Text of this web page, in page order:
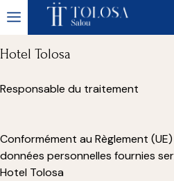
Politique de
Hotel Tolosa
Responsable du traitement
Conformément au Règlement
données personnelles fournies
Hotel Tolosa